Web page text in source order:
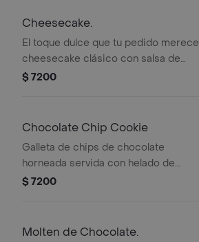
Cheesecake.
El toque dulce que tu pedido merece
cheesecake clásico con salsa de
caramelo.
$ 7200
Chocolate Chip Cookie
Galleta de chips de chocolate
horneada servida con helado de
vainilla. El final perfecto al estilo Chilis.
$ 7200
Molten de Chocolate.